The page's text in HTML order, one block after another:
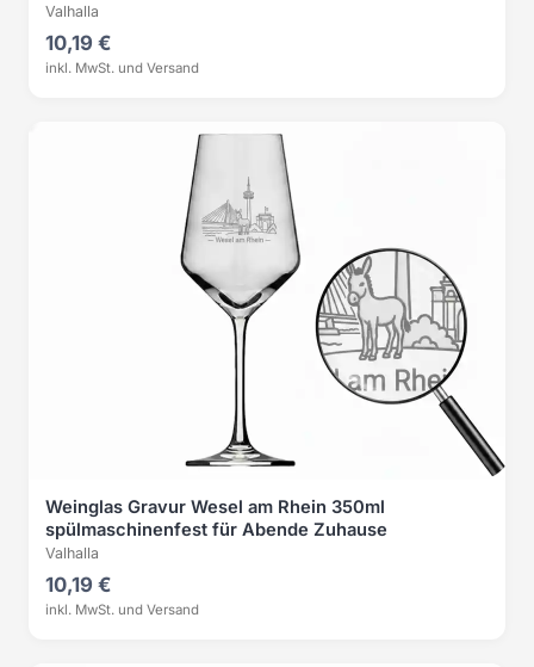
Valhalla
10,19 €
inkl. MwSt. und Versand
Weinglas Gravur Wesel am Rhein 350ml
spülmaschinenfest für Abende Zuhause
Valhalla
10,19 €
inkl. MwSt. und Versand